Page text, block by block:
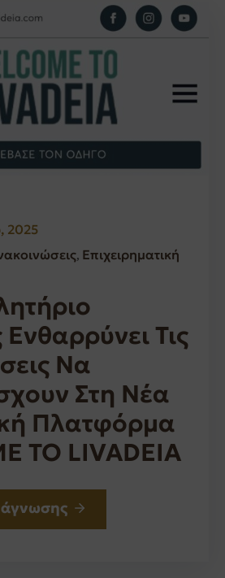
2025
‚ Επιχειρηματική
Ενθαρρύνει Τις
Να
Στη Νέα
Πλατφόρμα
TO LIVADEIA